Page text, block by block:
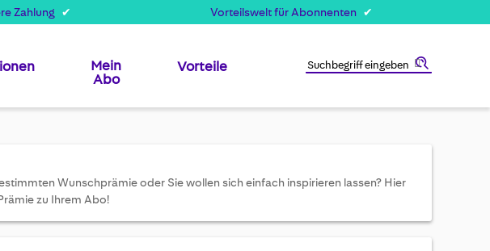
Zahlung Vorteilswelt für Abonnenten
Mein
Abo
Vorteile
Wunschprämie oder Sie wollen sich einfach inspirieren lassen? Hier
zu Ihrem Abo!